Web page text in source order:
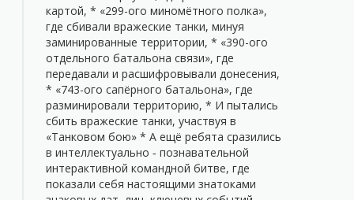
картой, * «299-ого миномётного полка»,
где сбивали вражеские танки, минуя
заминированные территории, * «390-ого
отдельного батальона связи», где
передавали и расшифровывали донесения,
* «743-ого сапёрного батальона», где
разминировали территорию, * И пытались
сбить вражеские танки, участвуя в
«Танковом бою» * А ещё ребята сразились
в интеллектуально ‑ познавательной
интерактивной командной битве, где
показали себя настоящими знатоками